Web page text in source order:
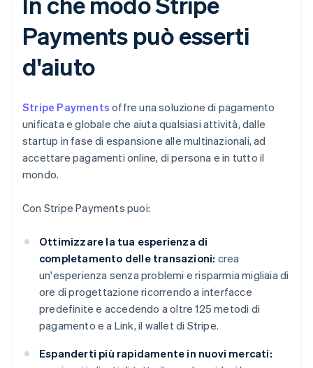
Payments può esserti
d'aiuto
Stripe Payments offre una soluzione di pagamento
unificata e globale che aiuta qualsiasi attività, dalle
startup in fase di espansione alle multinazionali, ad
accettare pagamenti online, di persona e in tutto il
mondo.
Con Stripe Payments puoi:
Ottimizzare la tua esperienza di
completamento delle transazioni: crea
un'esperienza senza problemi e risparmia migliaia di
ore di progettazione ricorrendo a interfacce
predefinite e accedendo a oltre 125 metodi di
pagamento e a Link, il wallet di Stripe.
Espanderti più rapidamente in nuovi mercati: